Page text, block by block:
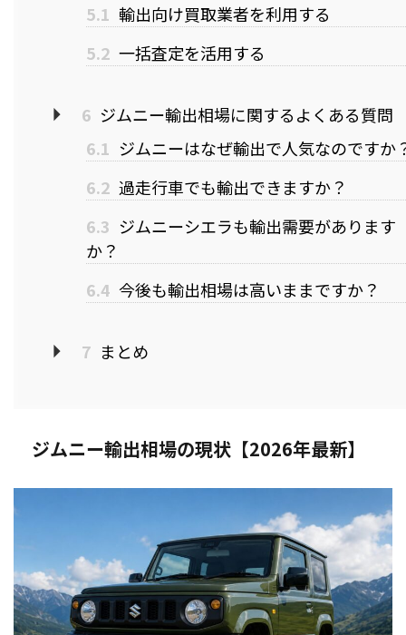
5.1 輸出向け買取業者を利用する
5.2 一括査定を活用する
6 ジムニー輸出相場に関するよくある質問
6.1 ジムニーはなぜ輸出で人気なのですか
6.2 過走行車でも輸出できますか？
6.3 ジムニーシエラも輸出需要があります
か？
6.4 今後も輸出相場は高いままですか？
7 まとめ
ジムニー輸出相場の現状【2026年最新】